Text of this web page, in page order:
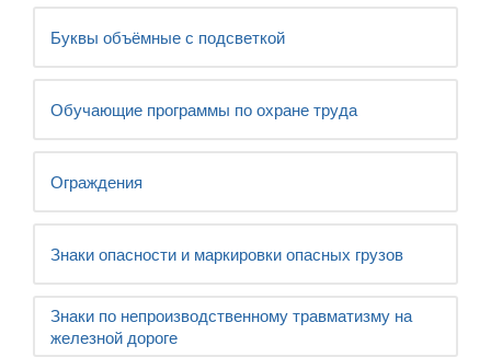
Буквы объёмные с подсветкой
Обучающие программы по охране труда
Ограждения
Знаки опасности и маркировки опасных грузов
Знаки по непроизводственному травматизму на
железной дороге